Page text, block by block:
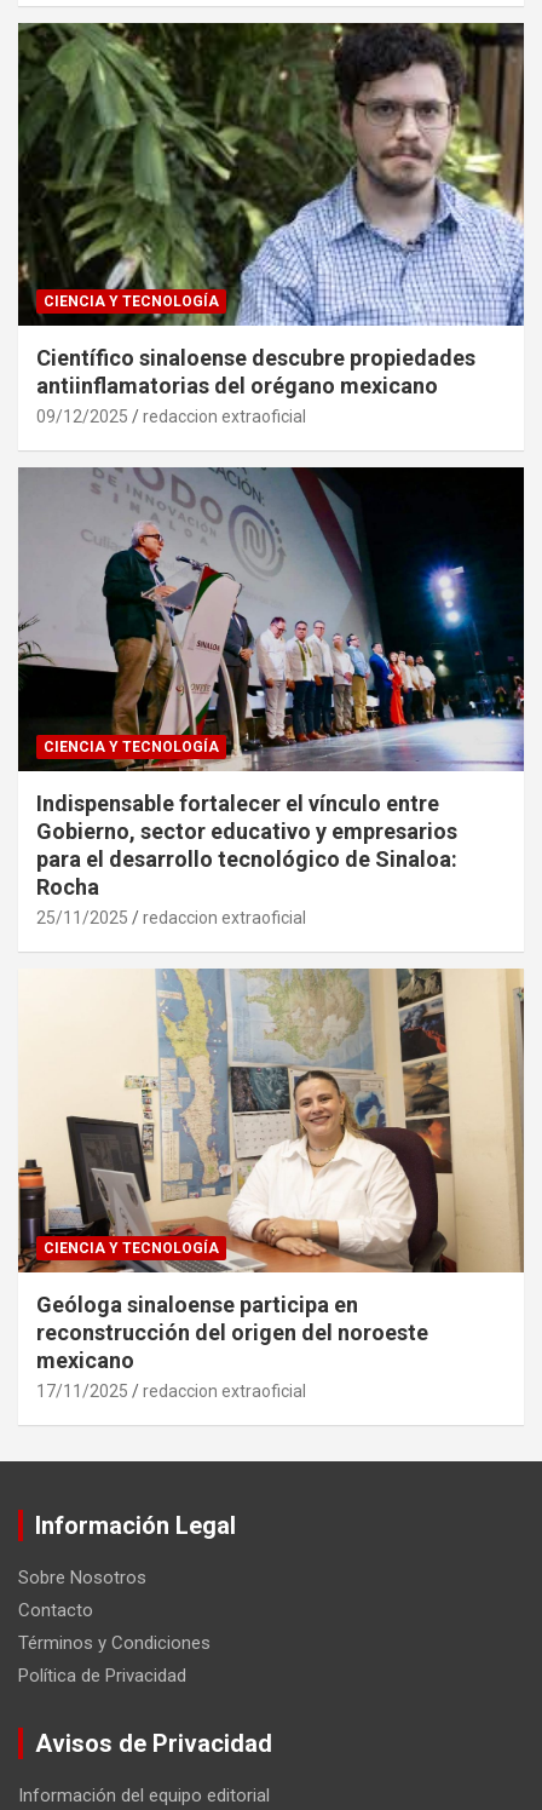
CIENCIA Y TECNOLOGÍA
Científico sinaloense descubre propiedades
antiinflamatorias del orégano mexicano
09/12/2025 redaccion extraoficial
CIENCIA Y TECNOLOGÍA
Indispensable fortalecer el vínculo entre
Gobierno, sector educativo y empresarios
para el desarrollo tecnológico de Sinaloa:
Rocha
25/11/2025 redaccion extraoficial
CIENCIA Y TECNOLOGÍA
Geóloga sinaloense participa en
reconstrucción del origen del noroeste
mexicano
17/11/2025 redaccion extraoficial
Información Legal
Sobre Nosotros
Contacto
Términos y Condiciones
Política de Privacidad
Avisos de Privacidad
Información del equipo editorial